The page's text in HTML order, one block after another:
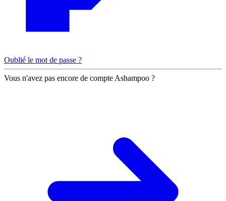
Oublié le mot de passe ?
Vous n'avez pas encore de compte Ashampoo ?